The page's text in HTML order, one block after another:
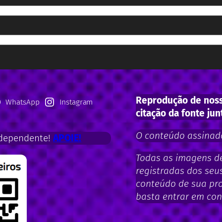
WhatsApp Instagram
APOIE!
Reprodução de
citação da fonte
O conteúdo
Todas as imagens
registradas dos
conteúdo de sua
basta entrar em